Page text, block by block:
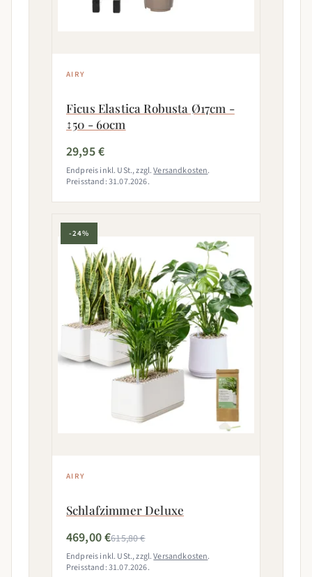
AIRY
Ficus Elastica Robusta Ø17cm -
↕50 - 60cm
29,95 €
Endpreis inkl. USt., zzgl.Versandkosten.
Preisstand: 31.07.2026.
-24%
AIRY
Schlafzimmer Deluxe
469,00 €615,80 €
Endpreis inkl. USt., zzgl.Versandkosten.
Preisstand: 31.07.2026.